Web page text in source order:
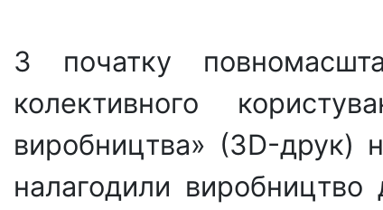
З початку
колективного
виробництва» (3D-друк)
налагодили виробництво